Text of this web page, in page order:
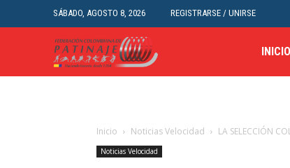
SÁBADO, AGOSTO 8, 2026 REGISTRARSE / UNIRSE
INICIO
Inicio Noticias Velocidad LA SELECCIÓN
Noticias Velocidad